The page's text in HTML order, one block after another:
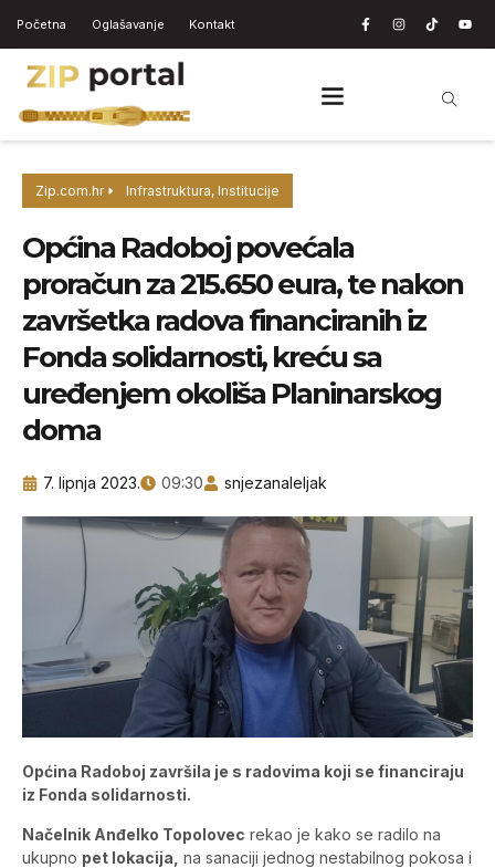
Početna Oglašavanje Kontakt
Zip.com.hr Infrastruktura, Institucije
Općina Radoboj povećala
proračun za 215.650 eura, te nakon
završetka radova financiranih iz
Fonda solidarnosti, kreću sa
uređenjem okoliša Planinarskog
doma
7. lipnja 2023. 09:30 snjezanaleljak
Općina Radoboj završila je s radovima koji se financiraju
iz Fonda solidarnosti.
Načelnik Anđelko Topolovec rekao je kako se radilo na
ukupno pet lokacija, na sanaciji jednog nestabilnog pokosa i